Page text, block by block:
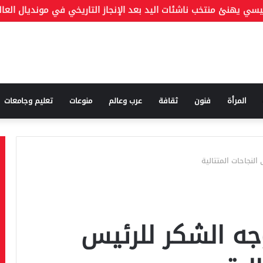
المرأة فنون ثقافة عرب وعالم منوعات تعليم وجامعات
المتتالية
الشكر للرئيس